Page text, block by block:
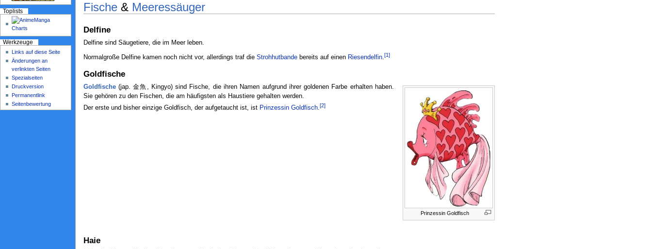
Fische& Meeressäuger
Delfine
Delfine sind Säugetiere, die im Meer leben.
Normalgroße Delfine kamen noch nicht vor, allerdings traf die Strohhutbandebereits auf einen Riesendelfin.[1]
Goldfische
Prinzessin Goldfisch
Goldfische(jap. 金魚, Kingyo) sind Fische, die ihren Namen aufgrund ihrer goldenen Farbe erhalten haben.
Sie gehören zu den Fischen, die am häufigsten als Haustiere gehalten werden.
Der erste und bisher einzige Goldfisch, der aufgetaucht ist, ist Prinzessin Goldfisch.[2]
Haie
Toplists
Werkzeuge
Links auf diese Seite
Änderungen an
verlinkten Seiten
Spezialseiten
Druckversion
Permanentlink
Seitenbewertung